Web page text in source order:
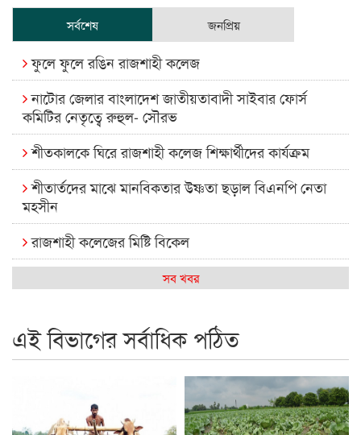
সর্বশেষ জনপ্রিয়
ফুলে ফুলে রঙিন রাজশাহী কলেজ
নাটোর জেলার বাংলাদেশ জাতীয়তাবাদী সাইবার ফোর্স
কমিটির নেতৃত্বে রুহুল- সৌরভ
শীতকালকে ঘিরে রাজশাহী কলেজ শিক্ষার্থীদের কার্যক্রম
শীতার্তদের মাঝে মানবিকতার উষ্ণতা ছড়াল বিএনপি নেতা
মহসীন
রাজশাহী কলেজের মিষ্টি বিকেল
কেমন আছে আমাদের দেশের মধ্যবিত্তরা
রাজশাইন একাডেমির ফল প্রকাশ ও পুরস্কার বিতরণ
রাজশাহী কলেজের শিক্ষার্থী শাখাওয়াত পেলেন স্টার এক্সিলেন্স
সব খবর
এই বিভাগের সর্বাধিক পঠিত